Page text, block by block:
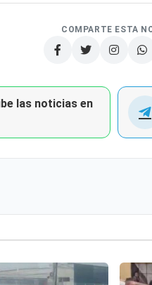
COMPARTE ESTA
las noticias en